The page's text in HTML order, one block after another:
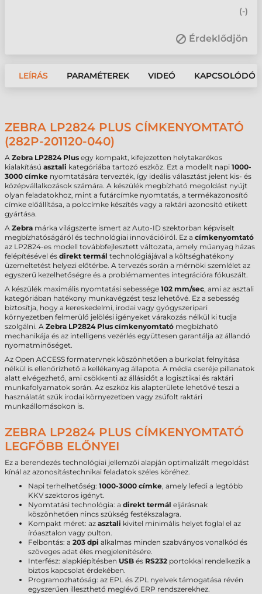
(-)
Érdeklődjön
LEÍRÁS PARAMÉTEREK VIDEÓ KAPCSOLÓDÓ
ZEBRA LP2824 PLUS CÍMKENYOMTATÓ
(282P-201120-040)
A Zebra LP2824 Plus egy kompakt, kifejezetten helytakarékos
kialakítású asztali kategóriába tartozó eszköz. Ezt a modellt napi 1000-
3000 címke nyomtatására tervezték, így ideális választást jelent kis- és
középvállalkozások számára. A készülék megbízható megoldást nyújt
olyan feladatokhoz, mint a futárcímke nyomtatás, a termékazonosító
címke előállítása, a polccímke készítés vagy a raktári azonosító etikett
gyártása.
A Zebra márka világszerte ismert az Auto-ID szektorban képviselt
megbízhatóságáról és technológiai innovációiról. Ez a címkenyomtató
az LP2824-es modell továbbfejlesztett változata, amely műanyag házas
felépítésével és direkt termál technológiájával a költséghatékony
üzemeltetést helyezi előtérbe. A tervezés során a mérnöki szemlélet az
egyszerű kezelhetőségre és a problémamentes integrációra fókuszált.
A készülék maximális nyomtatási sebessége 102 mm/sec, ami az asztali
kategóriában hatékony munkavégzést tesz lehetővé. Ez a sebesség
biztosítja, hogy a kereskedelmi, irodai vagy gyógyszeripari
környezetben felmerülő jelölési igényeket várakozás nélkül ki tudja
szolgálni. A Zebra LP2824 Plus címkenyomtató megbízható
mechanikája és az intelligens vezérlés együttesen garantálja az állandó
nyomatminőséget.
Az Open ACCESS formatervnek köszönhetően a burkolat felnyitása
nélkül is ellenőrizhető a kellékanyag állapota. A média cseréje pillanatok
alatt elvégezhető, ami csökkenti az állásidőt a logisztikai és raktári
munkafolyamatok során. Az eszköz kis alapterülete lehetővé teszi a
használatát szűk irodai környezetben vagy zsúfolt raktári
munkaállomásokon is.
ZEBRA LP2824 PLUS CÍMKENYOMTATÓ
LEGFŐBB ELŐNYEI
Ez a berendezés technológiai jellemzői alapján optimalizált megoldást
kínál az azonosítástechnikai feladatok széles köréhez.
Napi terhelhetőség: 1000-3000 címke, amely lefedi a legtöbb
KKV szektoros igényt.
Nyomtatási technológia: a direkt termál eljárásnak
köszönhetően nincs szükség festékszalagra.
Kompakt méret: az asztali kivitel minimális helyet foglal el az
íróasztalon vagy pulton.
Felbontás: a 203 dpi alkalmas minden szabványos vonalkód és
szöveges adat éles megjelenítésére.
Interfész: alapkiépítésben USB és RS232 portokkal rendelkezik a
biztos kapcsolat érdekében.
Programozhatóság: az EPL és ZPL nyelvek támogatása révén
egyszerűen illeszthető meglévő ERP rendszerekhez.